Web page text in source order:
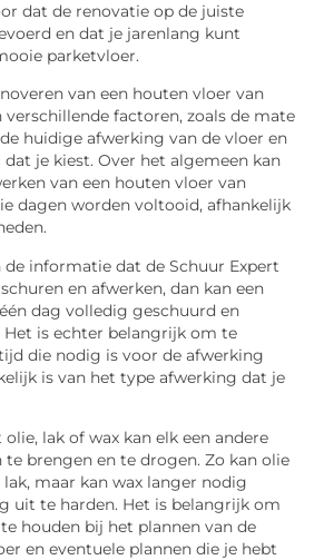
dat de renovatie op de juiste
en dat je jarenlang kunt
parketvloer.
van een houten vloer van
factoren, zoals de mate
huidige afwerking van de vloer en
je kiest. Over het algemeen kan
van een houten vloer van
dagen worden voltooid, afhankelijk
de informatie dat de Schuur Expert
en afwerken, dan kan een
dag volledig geschuurd en
is echter belangrijk om te
die nodig is voor de afwerking
is van het type afwerking dat je
lak of wax kan elk een andere
brengen en te drogen. Zo kan olie
maar kan wax langer nodig
uit te harden. Het is belangrijk om
houden bij het plannen van de
en eventuele plannen die je hebt